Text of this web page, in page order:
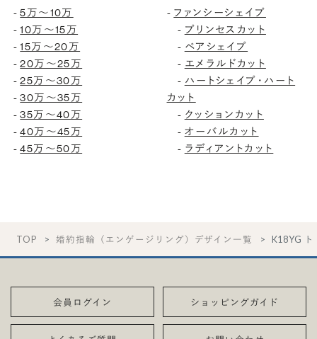
-5万〜10万
-10万〜15万
-15万〜20万
-20万〜25万
-25万〜30万
-30万〜35万
-35万〜40万
-40万〜45万
-45万〜50万
- ファンシーシェイプ
- プリンセスカット
- ペアシェイプ
- エメラルドカット
- ハートシェイプ・ハート
カット
- クッションカット
- オーバルカット
- ラディアントカット
TOP 婚約指輪（エンゲージリング）デザイン一覧 K18YG
会員ログイン ショッピングガイド